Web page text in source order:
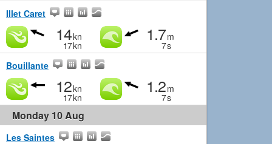
Illet Caret
14kn
17kn
1.7m
7s
Bouillante
12kn
17kn
1.2m
7s
Monday 10 Aug
Les Saintes